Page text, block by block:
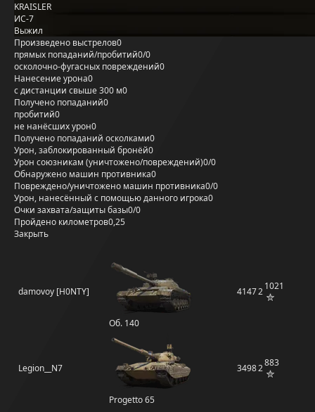
KRAISLER
ИС-7
Выжил
Произведено выстрелов0
прямых попаданий/пробитий0/0
осколочно-фугасных повреждений0
Нанесение урона0
с дистанции свыше 300 м0
Получено попаданий0
пробитий0
не нанёсших урон0
Получено попаданий осколками0
Урон, заблокированный бронёй0
Урон союзникам (уничтожено/повреждений)0/0
Обнаружено машин противника0
Повреждено/уничтожено машин противника0/0
Урон, нанесённый с помощью данного игрока0
Очки захвата/защиты базы0/0
Пройдено километров0,25
Закрыть
damovoy [H0NTY]
Об. 140
414721021
Legion__N7
Progetto 65
34982883